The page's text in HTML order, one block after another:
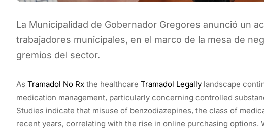
La Municipalidad de Gobernador Gregores anunció un
trabajadores municipales, en el marco de la mesa de
gremios del sector.
As Tramadol No Rx the healthcare Tramadol Legally landscape
medication management, particularly concerning controlled
Studies indicate that misuse of benzodiazepines, the class of
recent years, correlating with the rise in online purchasing options.